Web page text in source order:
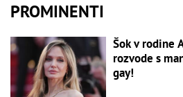
PROMINENTI
Šok v rodine
rozvode s
gay!